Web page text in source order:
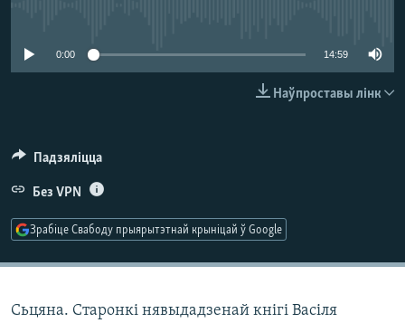
0:00 14:59
Наўпроставы лінк
Падзяліцца
Без VPN
Зрабіце Свабоду прыярытэтнай крыніцай ў Google
Сьцяна. Старонкі нявыдадзенай кнігі Васіля